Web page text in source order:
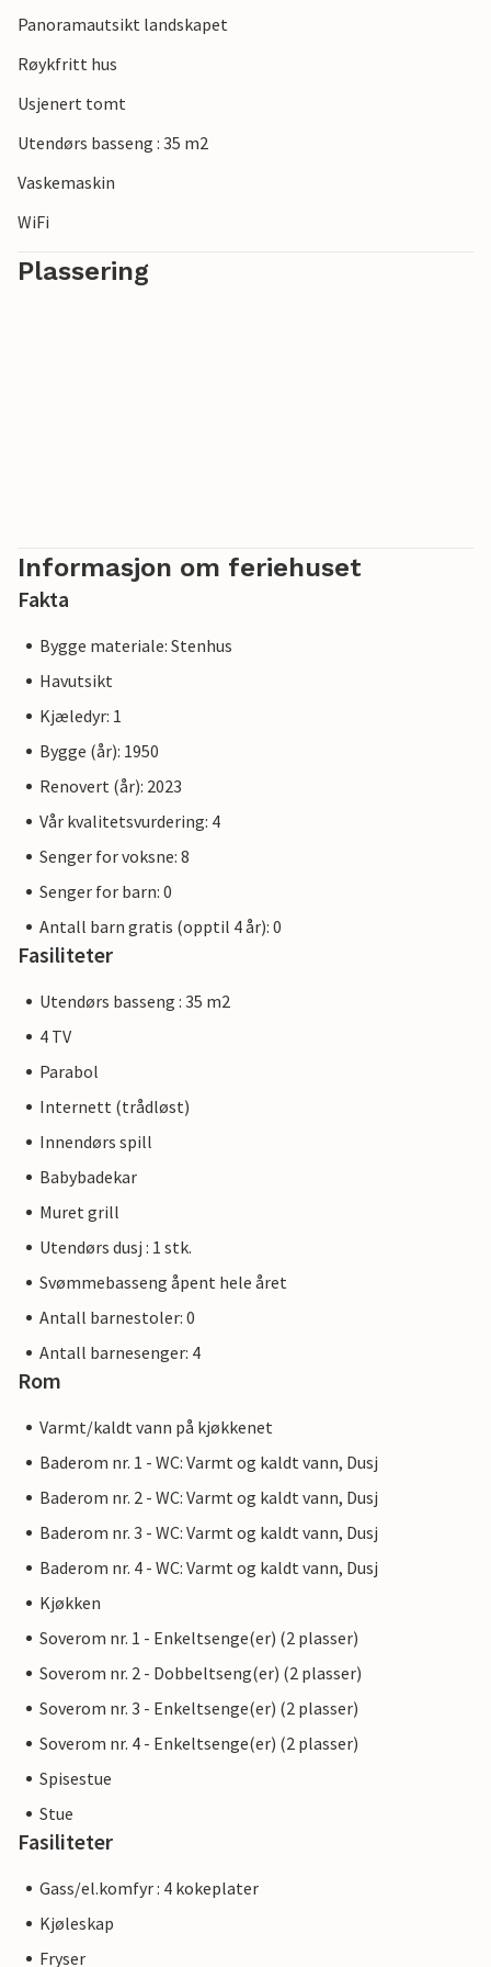
Panoramautsikt landskapet
Røykfritt hus
Usjenert tomt
Utendørs basseng : 35 m2
Vaskemaskin
WiFi
Plassering
Informasjon om feriehuset
Fakta
Bygge materiale: Stenhus
Havutsikt
Kjæledyr: 1
Bygge (år): 1950
Renovert (år): 2023
Vår kvalitetsvurdering: 4
Senger for voksne: 8
Senger for barn: 0
Antall barn gratis (opptil 4 år): 0
Fasiliteter
Utendørs basseng : 35 m2
4 TV
Parabol
Internett (trådløst)
Innendørs spill
Babybadekar
Muret grill
Utendørs dusj : 1 stk.
Svømmebasseng åpent hele året
Antall barnestoler: 0
Antall barnesenger: 4
Rom
Varmt/kaldt vann på kjøkkenet
Baderom nr. 1 - WC: Varmt og kaldt vann, Dusj
Baderom nr. 2 - WC: Varmt og kaldt vann, Dusj
Baderom nr. 3 - WC: Varmt og kaldt vann, Dusj
Baderom nr. 4 - WC: Varmt og kaldt vann, Dusj
Kjøkken
Soverom nr. 1 - Enkeltsenge(er) (2 plasser)
Soverom nr. 2 - Dobbeltseng(er) (2 plasser)
Soverom nr. 3 - Enkeltsenge(er) (2 plasser)
Soverom nr. 4 - Enkeltsenge(er) (2 plasser)
Spisestue
Stue
Fasiliteter
Gass/el.komfyr : 4 kokeplater
Kjøleskap
Fryser